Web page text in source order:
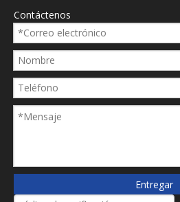
Contáctenos
Entregar